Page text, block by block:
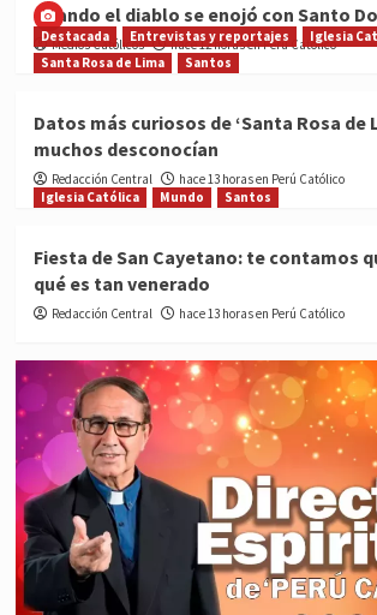
Cuando el diablo se enojó con Santo
Medios Católicos hace 12 horas en Perú Católico
Destacada Entrevistas y reportajes Iglesia
Santa Rosa de Lima
Santos
Datos más curiosos de ‘Santa Rosa de
muchos desconocían
Redacción Central
hace 13 horas en Perú Católico
Iglesia Católica
Mundo Santos
Fiesta de San Cayetano: te contamos
qué es tan venerado
Redacción Central hace 13 horas en Perú Católico